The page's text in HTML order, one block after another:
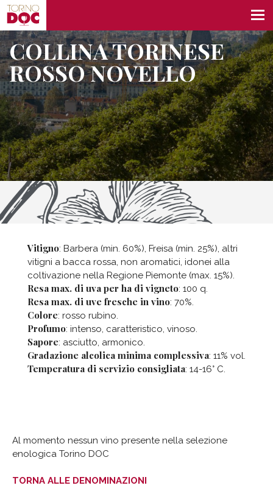
COLLINA TORINESE
ROSSO NOVELLO
Vitigno: Barbera (min. 60%), Freisa (min. 25%), altri
vitigni a bacca rossa, non aromatici, idonei alla
coltivazione nella Regione Piemonte (max. 15%).
Resa max. di uva per ha di vigneto: 100 q.
Resa max. di uve fresche in vino: 70%.
Colore: rosso rubino.
Profumo: intenso, caratteristico, vinoso.
Sapore: asciutto, armonico.
Gradazione alcolica minima complessiva: 11% vol.
Temperatura di servizio consigliata: 14-16° C.
Al momento nessun vino presente nella selezione
enologica Torino DOC
TORNA ALLE DENOMINAZIONI